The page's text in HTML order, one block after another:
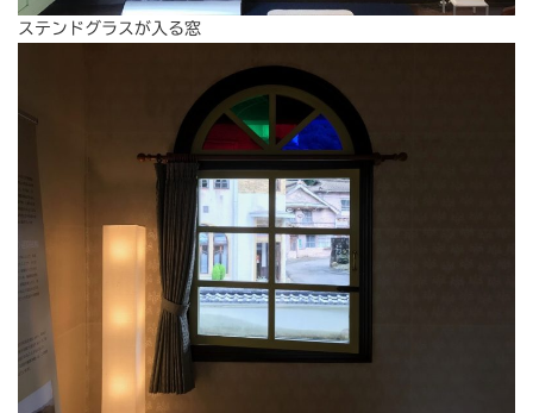
ステンドグラスが入る窓